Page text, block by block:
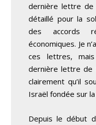
dernière lettre de
détaillé pour la
des accords
économiques. Je
ces lettres,
dernière lettre de
clairement qu’il
Israël fondée sur
Depuis le début